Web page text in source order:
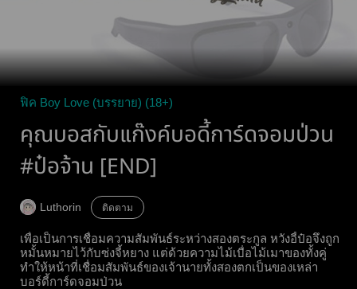
ฟิค Boy Love (บรรยาย) (18+)
คุณบอสกับแก๊งค์บอดี้การ์ดจอมป่วน
#ป๋อจ้าน [END]
Luthorin ติดตาม
เพื่อเป็นการเชื่อมความสัมพันธ์ระหว่างสองตระกูล หวังอี้ป๋อจึงถูก
หมั้นหมายไว้กับซ่งจี้หยาง แต่ด้วยความไม้เบื่อไม้เมาของทั้งคู่
ทำให้หน้าที่เชื่อมสัมพันธ์ของเจ้านายทั้งสองตกเป็นของเหล่า
บอร์ดี้การ์ดจอมป่วน